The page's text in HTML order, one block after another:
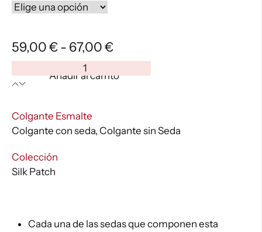
59,00€- 67,00€Rango
de
precios:
hasta
Log
Esmalte
Aurora
cantidad
Añadir al carrito
Colgante Esmalte
Colgante con seda, Colgante sin Seda
Colección
Silk Patch
Cada una de las sedas que componen esta